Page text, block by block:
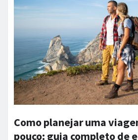
Como planejar uma
pouco: guia completo de